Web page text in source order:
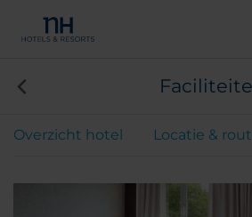
Overzicht hotel Locatie &